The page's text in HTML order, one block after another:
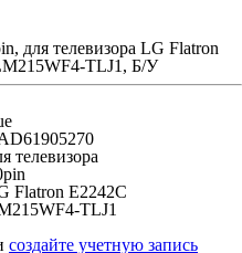
для телевизора LG Flatron
TLJ1, Б/У
телевизора
Flatron E2242C
TLJ1
создайте учетную запись